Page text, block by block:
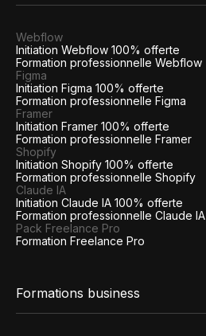
Webflow
Initiation Webflow 100% offerte
Formation professionnelle Webflow
Figma
Initiation Figma 100% offerte
Formation professionnelle Figma
Framer
Initiation Framer 100% offerte
Formation professionnelle Framer
Shopify
Initiation Shopify 100% offerte
Formation professionnelle Shopify
Claude IA
Initiation Claude IA 100% offerte
Formation professionnelle Claude IA
Pack Freelance Pro
Formation Freelance Pro
Formations business